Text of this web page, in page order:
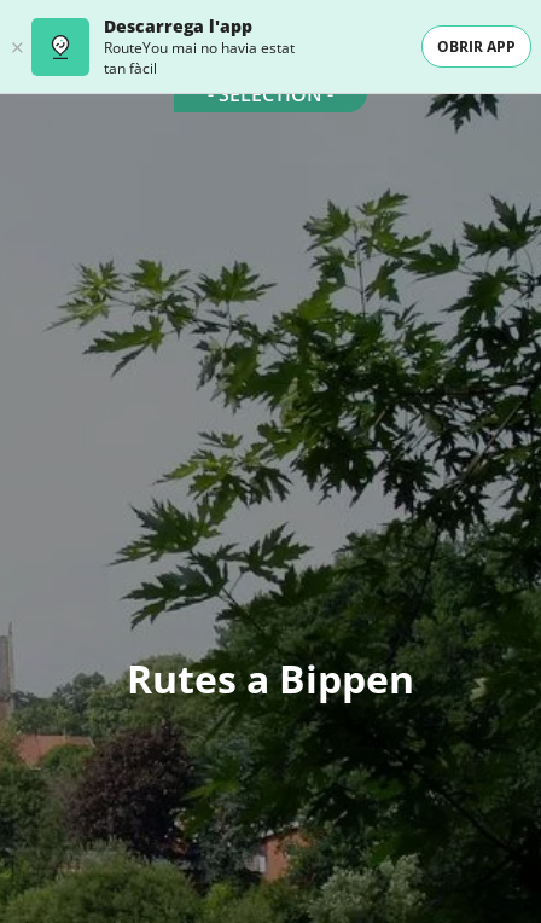
Descarrega l'app
RouteYou mai no havia estat
tan fàcil
OBRIR APP
- SELECTION -
Rutes a Bippen